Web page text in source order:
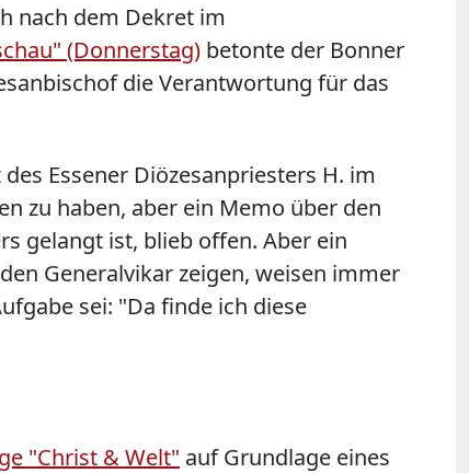
nach dem Dekret im
(Donnerstag) betonte der Bonner
die Verantwortung für das
Essener Diözesanpriesters H. im
zu haben, aber ein Memo über den
gelangt ist, blieb offen. Aber ein
Generalvikar zeigen, weisen immer
sei: "Da finde ich diese
"Christ & Welt" auf Grundlage eines